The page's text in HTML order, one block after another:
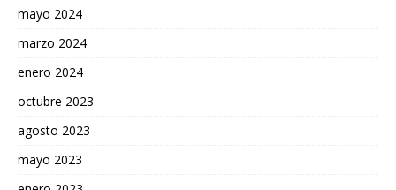
mayo 2024
marzo 2024
enero 2024
octubre 2023
agosto 2023
mayo 2023